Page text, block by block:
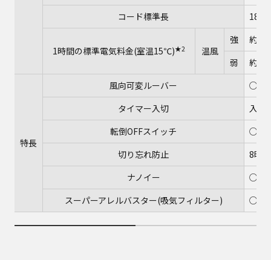
コード標準長
1時間の標準電気料金(室温15℃)★2 温風
強
約
弱
約
特長
風向可変ルーバー
○
タイマー入切
入
転倒OFFスイッチ
○
切り忘れ防止
8時間
ナノイー
○
スーパーアレルバスター(吸気フィルター)
○